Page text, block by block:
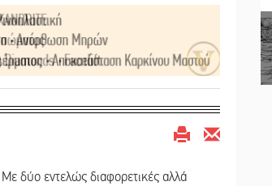
Με δύο εντελώς διαφορετικές αλλά